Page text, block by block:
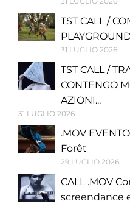
TST CALL /
31 LUGLIO 2026
TST CALL /
CONTENGO
AZIONI...
31 LUGLIO 2026
.MOV
Forêt
29 LUGLIO 2026
CALL .MOV
screendance